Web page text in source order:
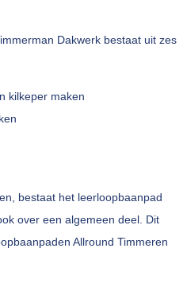
Dakwerk bestaat uit zes
kilkeper maken
bestaat het leerloopbaanpad
over een algemeen deel. Dit
Allround Timmeren